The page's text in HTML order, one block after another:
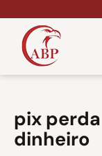
pix
dinheiro